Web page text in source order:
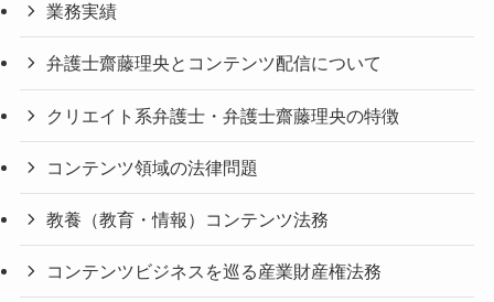
業務実績
弁護士齋藤理央とコンテンツ配信について
クリエイト系弁護士・弁護士齋藤理央の特徴
コンテンツ領域の法律問題
教養（教育・情報）コンテンツ法務
コンテンツビジネスを巡る産業財産権法務